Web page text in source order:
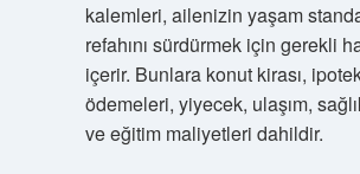
kalemleri, ailenizin yaşam
refahını sürdürmek için gerekli
içerir. Bunlara konut kirası,
ödemeleri, yiyecek, ulaşım,
ve eğitim maliyetleri dahildir.